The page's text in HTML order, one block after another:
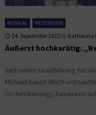
MUSICAL REZENSION
24. September 2022 by Katharina
Äußerst hochkarätig:
Seit seiner Uraufführung hat
Michael Kunze (Buch und
Orchestrierung), basierend